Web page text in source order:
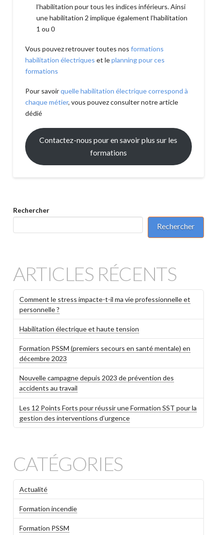
l’habilitation pour tous les indices inférieurs. Ainsi
une habilitation 2 implique également l’habilitation
1 ou 0
Vous pouvez retrouver toutes nos formations
habilitation électriques et leplanning pour ces
formations
Pour savoirquelle habilitation électrique correspond à
chaque métier, vous pouvez consulter notre article
dédié
Contactez-nous pour en savoir plus sur les
formations
Rechercher
Rechercher
ARTICLES RÉCENTS
Comment le stress impacte-t-il ma vie professionnelle et
personnelle ?
Habilitation électrique et haute tension
Formation PSSM (premiers secours en santé mentale) en
décembre 2023
Nouvelle campagne depuis 2023 de prévention des
accidents au travail
Les 12 Points Forts pour réussir une Formation SST pour la
gestion des interventions d’urgence
CATÉGORIES
Actualité
Formation incendie
Formation PSSM